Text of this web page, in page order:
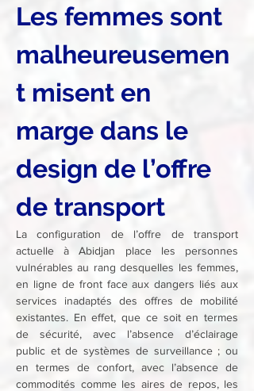
Les femmes sont
malheureusemen
t misent en
marge dans le
design de l’offre
de transport
La configuration de l’offre de transport
actuelle à Abidjan place les personnes
vulnérables au rang desquelles les femmes,
en ligne de front face aux dangers liés aux
services inadaptés des offres de mobilité
existantes. En effet, que ce soit en termes
de sécurité, avec l’absence d’éclairage
public et de systèmes de surveillance ; ou
en termes de confort, avec l’absence de
commodités comme les aires de repos, les